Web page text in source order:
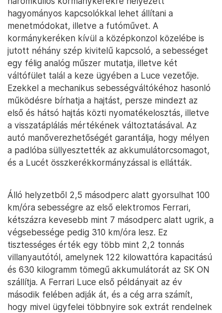
hagyományos kapcsolókkal lehet állítani a
menetmódokat, illetve a futóművet. A
kormánykeréken kívül a középkonzol közelébe is
jutott néhány szép kivitelű kapcsoló, a sebességet
egy félig analóg műszer mutatja, illetve két
váltófület talál a keze ügyében a Luce vezetője.
Ezekkel a mechanikus sebességváltókéhoz hasonló
működésre bírhatja a hajtást, persze mindezt az
első és hátsó hajtás közti nyomatékelosztás, illetve
a visszatáplálás mértékének változtatásával. Az
autó manőverezhetőségét garantálja, hogy mélyen
a padlóba süllyesztették az akkumulátorcsomagot,
és a Lucét összkerékkormányzással is ellátták.
Álló helyzetből 2,5 másodperc alatt gyorsulhat 100
km/óra sebességre az első elektromos Ferrari,
kétszázra kevesebb mint 7 másodperc alatt ugrik, a
végsebessége pedig 310 km/óra lesz. Ez
tisztességes érték egy több mint 2,2 tonnás
villanyautótól, amelynek 122 kilowattóra kapacitású
és 630 kilogramm tömegű akkumulátorát az SK ON
szállítja. A Ferrari Luce első példányait az év
második felében adják át, és a cég arra számít,
hogy mivel ügyfelei többnyire sok extrát rendelnek